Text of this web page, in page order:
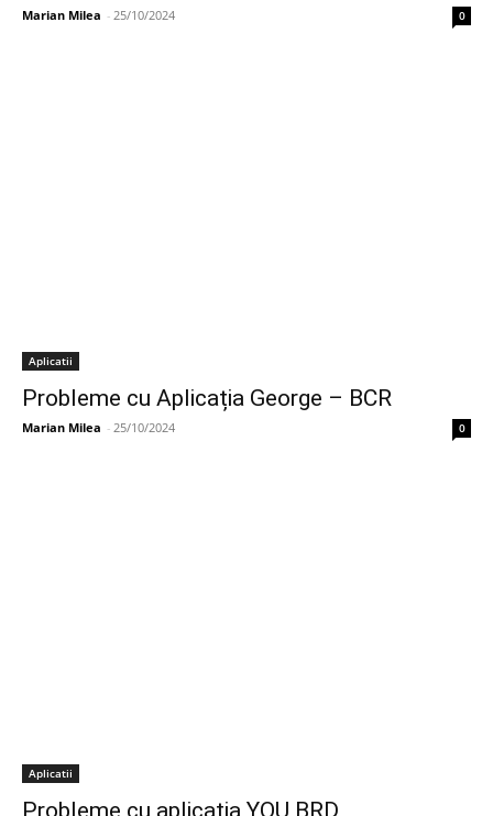
Marian Milea - 25/10/2024 0
Aplicatii
Probleme cu Aplicația George – BCR
Marian Milea - 25/10/2024 0
Aplicatii
Probleme cu aplicația YOU BRD